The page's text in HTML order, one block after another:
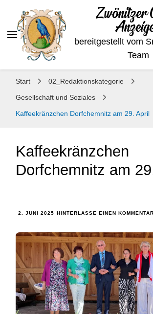
Zwönitzer
bereitgestellt vom
Team
Start 02_Redaktionskategorie
Gesellschaft und Soziales
Kaffeekränzchen Dorfchemnitz am 29. April
Kaffeekränzchen
Dorfchemnitz am
2. JUNI 2025 HINTERLASSE EINEN KOMMENTAR